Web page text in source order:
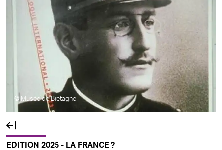
© Musée de Bretagne
EDITION 2025 - LA FRANCE ?